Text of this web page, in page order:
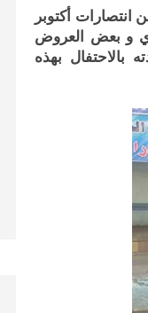
أكتوبر
بعض العروض
بهذه